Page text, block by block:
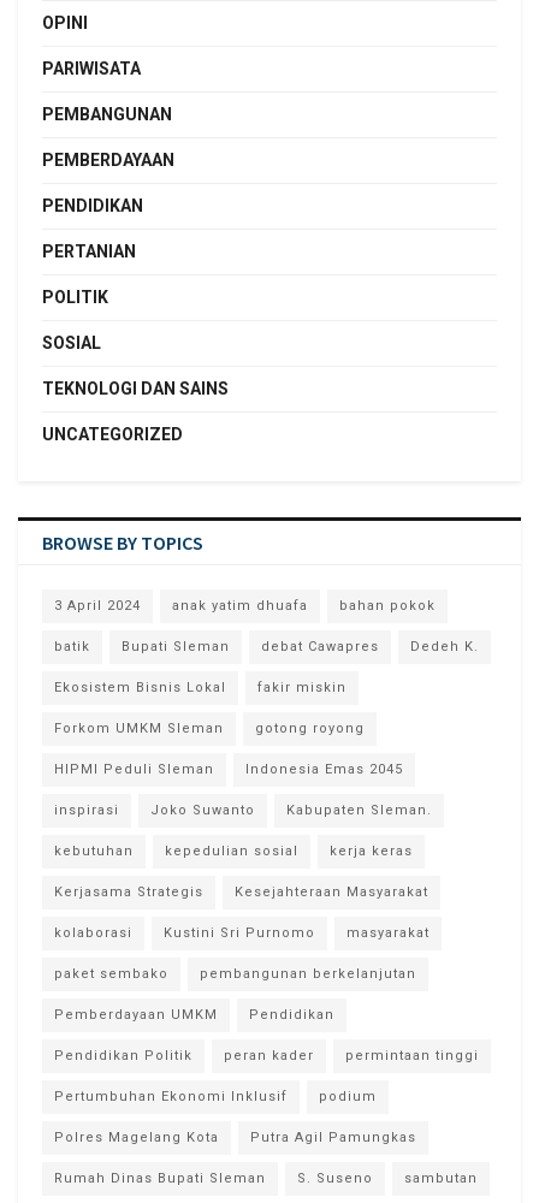
OPINI
PARIWISATA
PEMBANGUNAN
PEMBERDAYAAN
PENDIDIKAN
PERTANIAN
POLITIK
SOSIAL
TEKNOLOGI DAN SAINS
UNCATEGORIZED
BROWSE BY TOPICS
3 April 2024 anak yatim dhuafa bahan pokok
batik Bupati Sleman debat Cawapres Dedeh K.
Ekosistem Bisnis Lokal fakir miskin
Forkom UMKM Sleman gotong royong
HIPMI Peduli Sleman Indonesia Emas 2045
inspirasi Joko Suwanto Kabupaten Sleman.
kebutuhan kepedulian sosial kerja keras
Kerjasama Strategis Kesejahteraan Masyarakat
kolaborasi Kustini Sri Purnomo masyarakat
paket sembako pembangunan berkelanjutan
Pemberdayaan UMKM Pendidikan
Pendidikan Politik peran kader permintaan tinggi
Pertumbuhan Ekonomi Inklusif podium
Polres Magelang Kota Putra Agil Pamungkas
Rumah Dinas Bupati Sleman S. Suseno sambutan